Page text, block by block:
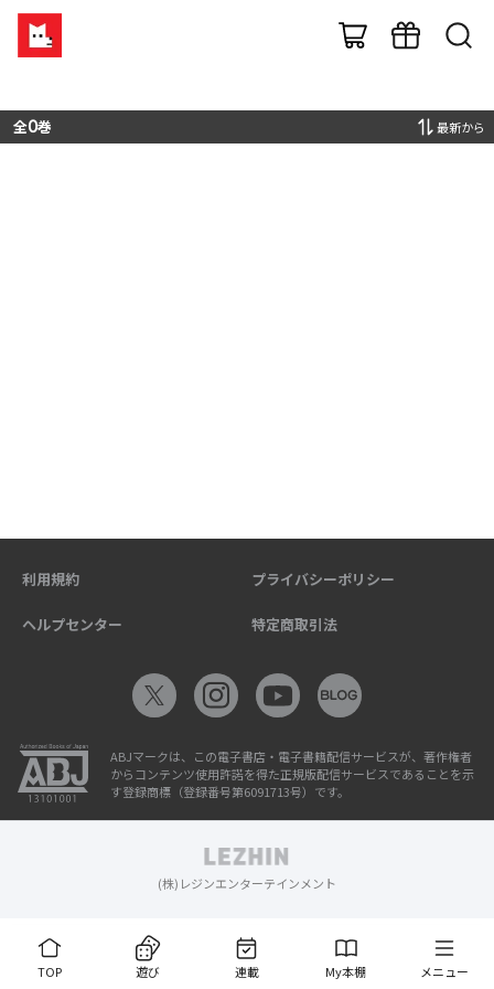
全0巻 最新から
TOP 遊び 連載 My本棚 メニュー
利用規約 プライバシーポリシー
ヘルプセンター 特定商取引法
ABJマークは、この電子書店・電子書籍配信サービスが、著作権者
からコンテンツ使用許諾を得た正規版配信サービスであることを示
す登録商標（登録番号第6091713号）です。
(株)レジンエンターテインメント